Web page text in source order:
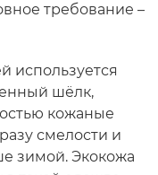
требование –
используется
шёлк,
кожаные
смелости и
зимой. Экокожа